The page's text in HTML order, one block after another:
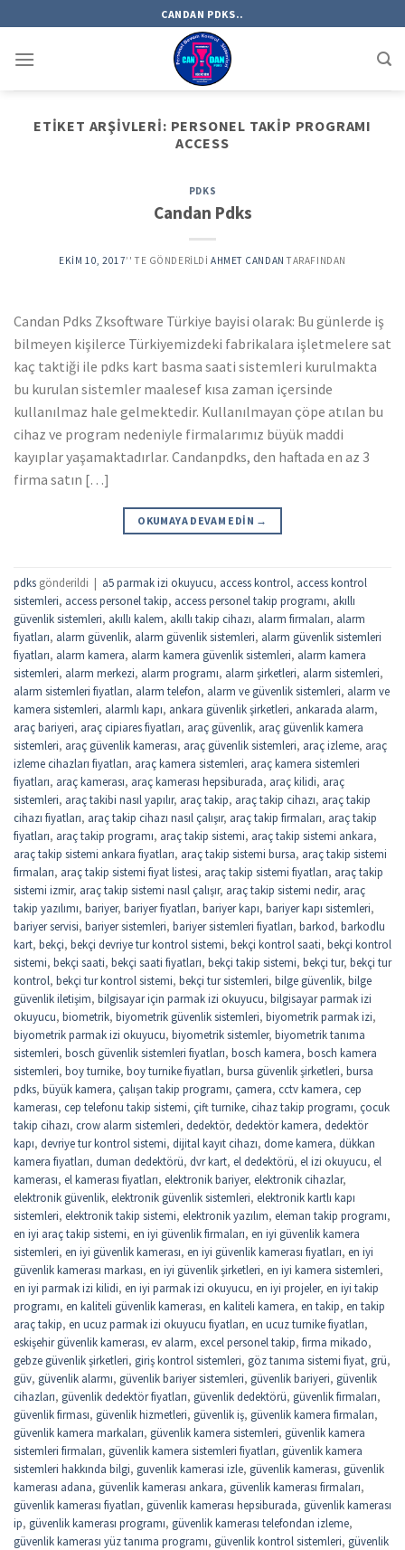
to
content
CANDAN PDKS..
ETIKET ARŞIVLERI: PERSONEL TAKIP PROGRAMI
ACCESS
PDKS
Candan Pdks
EKIM 10, 2017’' TE GÖNDERILDI AHMET CANDAN TARAFINDAN
Candan Pdks Zksoftware Türkiye bayisi olarak: Bu günlerde iş
bilmeyen kişilerce Türkiyemizdeki fabrikalara işletmelere sat
kaç taktiği ile pdks kart basma saati sistemleri kurulmakta
bu kurulan sistemler maalesef kısa zaman içersinde
kullanılmaz hale gelmektedir. Kullanılmayan çöpe atılan bu
cihaz ve program nedeniyle firmalarımız büyük maddi
kayıplar yaşamaktadırlar. Candanpdks, den haftada en az 3
firma satın […]
OKUMAYA DEVAM EDIN →
pdks gönderildi | a5 parmak izi okuyucu, access kontrol, access kontrol
sistemleri, access personel takip, access personel takip programı, akıllı
güvenlik sistemleri, akıllı kalem, akıllı takip cihazı, alarm firmaları, alarm
fiyatları, alarm güvenlik, alarm güvenlik sistemleri, alarm güvenlik sistemleri
fiyatları, alarm kamera, alarm kamera güvenlik sistemleri, alarm kamera
sistemleri, alarm merkezi, alarm programı, alarm şirketleri, alarm sistemleri,
alarm sistemleri fiyatları, alarm telefon, alarm ve güvenlik sistemleri, alarm ve
kamera sistemleri, alarmlı kapı, ankara güvenlik şirketleri, ankarada alarm,
araç bariyeri, araç cipiares fiyatları, araç güvenlik, araç güvenlik kamera
sistemleri, araç güvenlik kamerası, araç güvenlik sistemleri, araç izleme, araç
izleme cihazları fiyatları, araç kamera sistemleri, araç kamera sistemleri
fiyatları, araç kamerası, araç kamerası hepsiburada, araç kilidi, araç
sistemleri, araç takibi nasıl yapılır, araç takip, araç takip cihazı, araç takip
cihazı fiyatları, araç takip cihazı nasıl çalışır, araç takip firmaları, araç takip
fiyatları, araç takip programı, araç takip sistemi, araç takip sistemi ankara,
araç takip sistemi ankara fiyatları, araç takip sistemi bursa, araç takip sistemi
firmaları, araç takip sistemi fiyat listesi, araç takip sistemi fiyatları, araç takip
sistemi izmir, araç takip sistemi nasıl çalışır, araç takip sistemi nedir, araç
takip yazılımı, bariyer, bariyer fiyatları, bariyer kapı, bariyer kapı sistemleri,
bariyer servisi, bariyer sistemleri, bariyer sistemleri fiyatları, barkod, barkodlu
kart, bekçi, bekçi devriye tur kontrol sistemi, bekçi kontrol saati, bekçi kontrol
sistemi, bekçi saati, bekçi saati fiyatları, bekçi takip sistemi, bekçi tur, bekçi tur
kontrol, bekçi tur kontrol sistemi, bekçi tur sistemleri, bilge güvenlik, bilge
güvenlik iletişim, bilgisayar için parmak izi okuyucu, bilgisayar parmak izi
okuyucu, biometrik, biyometrik güvenlik sistemleri, biyometrik parmak izi,
biyometrik parmak izi okuyucu, biyometrik sistemler, biyometrik tanıma
sistemleri, bosch güvenlik sistemleri fiyatları, bosch kamera, bosch kamera
sistemleri, boy turnike, boy turnike fiyatları, bursa güvenlik şirketleri, bursa
pdks, büyük kamera, çalışan takip programı, çamera, cctv kamera, cep
kamerası, cep telefonu takip sistemi, çift turnike, cihaz takip programı, çocuk
takip cihazı, crow alarm sistemleri, dedektör, dedektör kamera, dedektör
kapı, devriye tur kontrol sistemi, dijital kayıt cihazı, dome kamera, dükkan
kamera fiyatları, duman dedektörü, dvr kart, el dedektörü, el izi okuyucu, el
kamerası, el kamerası fiyatları, elektronik bariyer, elektronik cihazlar,
elektronik güvenlik, elektronik güvenlik sistemleri, elektronik kartlı kapı
sistemleri, elektronik takip sistemi, elektronik yazılım, eleman takip programı,
en iyi araç takip sistemi, en iyi güvenlik firmaları, en iyi güvenlik kamera
sistemleri, en iyi güvenlik kamerası, en iyi güvenlik kamerası fiyatları, en iyi
güvenlik kamerası markası, en iyi güvenlik şirketleri, en iyi kamera sistemleri,
en iyi parmak izi kilidi, en iyi parmak izi okuyucu, en iyi projeler, en iyi takip
programı, en kaliteli güvenlik kamerası, en kaliteli kamera, en takip, en takip
araç takip, en ucuz parmak izi okuyucu fiyatları, en ucuz turnike fiyatları,
eskişehir güvenlik kamerası, ev alarm, excel personel takip, firma mikado,
gebze güvenlik şirketleri, giriş kontrol sistemleri, göz tanıma sistemi fiyat, grü,
güv, güvenlik alarmı, güvenlik bariyer sistemleri, güvenlik bariyeri, güvenlik
cihazları, güvenlik dedektör fiyatları, güvenlik dedektörü, güvenlik firmaları,
güvenlik firması, güvenlik hizmetleri, güvenlik iş, güvenlik kamera firmaları,
güvenlik kamera markaları, güvenlik kamera sistemleri, güvenlik kamera
sistemleri firmaları, güvenlik kamera sistemleri fiyatları, güvenlik kamera
sistemleri hakkında bilgi, guvenlik kamerasi izle, güvenlik kamerası, güvenlik
kamerası adana, güvenlik kamerası ankara, güvenlik kamerası firmaları,
güvenlik kamerası fiyatları, güvenlik kamerası hepsiburada, güvenlik kamerası
ip, güvenlik kamerası programı, güvenlik kamerası telefondan izleme,
güvenlik kamerası yüz tanıma programı, güvenlik kontrol sistemleri, güvenlik